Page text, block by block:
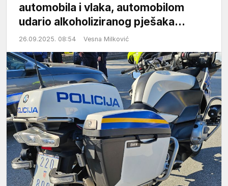
automobila i vlaka, automobilom
udario alkoholiziranog pješaka…
26.09.2025. 08:54 Vesna Milković